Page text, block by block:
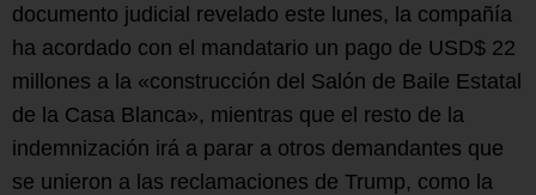
documento judicial revelado este lunes, la compañía
ha acordado con el mandatario un pago de USD$ 22
millones a la «construcción del Salón de Baile Estatal
de la Casa Blanca», mientras que el resto de la
indemnización irá a parar a otros demandantes que
se unieron a las reclamaciones de Trump, como la